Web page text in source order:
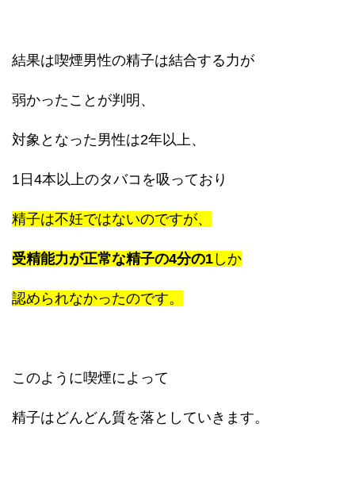
結果は喫煙男性の精子は結合する力が
弱かったことが判明、
対象となった男性は2年以上、
1日4本以上のタバコを吸っており
精子は不妊ではないのですが、
受精能力が正常な精子の4分の1 しか
認められなかったのです。
このように喫煙によって
精子はどんどん質を落としていきます。